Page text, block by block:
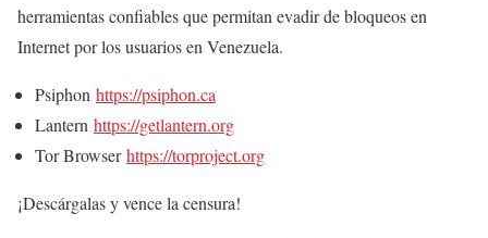
herramientas confiables que permitan evadir de bloqueos en
Internet por los usuarios en Venezuela.
Psiphon https://psiphon.ca
Lantern https://getlantern.org
Tor Browserhttps://torproject.org
¡Descárgalas y vence la censura!